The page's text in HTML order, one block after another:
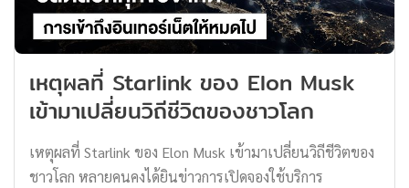
อร์จะต้องเล่นแค่เกมนะ จะนำเสนออย่างอื่นก็ได้ เช่น ร้อง
เพลง พูดคุย ท่องเที่ยว ได้หมดเลย โดยมีระบบการสร้างราย
ได้ให้สตรีมเมอร์หน้าใหม่ที่เพิ่งมาสตรีมด้วย ตามเงื่อนไขที่
ตั้ง เมื่อผ่านเกณฑ์แล้วก็จะได้เป็นพันธมิตรกับ Twitch การ
สมัครสมาชิกจะทำให้ผู้ชมจ่ายเงินต่อเดือน เพื่อสนับสนุนช่อง
เหตุผลที่ Starlink ของ Elon Musk
เข้ามาเปลี่ยนวิถีชีวิตของชาวโลก
เหตุผลที่ Starlink ของ Elon Musk เข้ามาเปลี่ยนวิถีชีวิตของ
ชาวโลก หลายคนคงได้ยินข่าวการเปิดจองใช้บริการ